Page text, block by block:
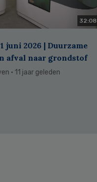
32:08
juni 2026 | Duurzame
afval naar grondstof
· 11 jaar geleden